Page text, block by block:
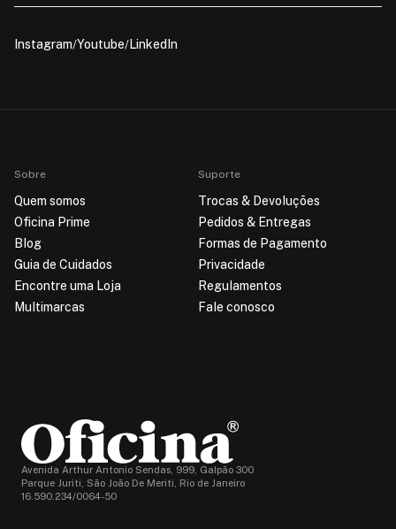
Instagram Youtube LinkedIn
Sobre
Quem somos
Oficina Prime
Blog
Guia de Cuidados
Encontre uma Loja
Multimarcas
Suporte
Trocas & Devoluções
Pedidos & Entregas
Formas de Pagamento
Privacidade
Regulamentos
Fale conosco
Avenida Arthur Antonio Sendas, 999, Galpão 300
Parque Juriti, São João De Meriti, Rio de Janeiro
16.590.234/0064-50